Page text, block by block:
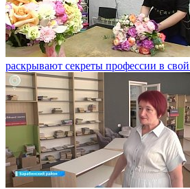
раскрывают секреты профессии в